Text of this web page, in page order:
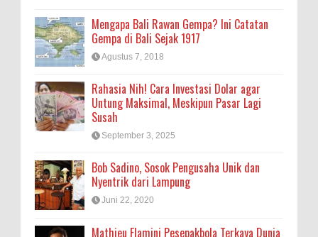
Mengapa Bali Rawan Gempa? Ini Catatan
Gempa di Bali Sejak 1917
Agustus 7, 2018
Rahasia Nih! Cara Investasi Dolar agar
Untung Maksimal, Meskipun Pasar Lagi
Susah
September 3, 2025
Bob Sadino, Sosok Pengusaha Unik dan
Nyentrik dari Lampung
Juni 22, 2020
Mathieu Flamini Pesepakbola Terkaya Dunia